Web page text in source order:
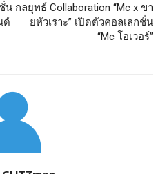
น
ด์
กลยุทธ์ Collaboration “Mc x ขา
ยหัวเราะ” เปิดตัวคอลเลกชั่น
“Mc โอเวอร์”